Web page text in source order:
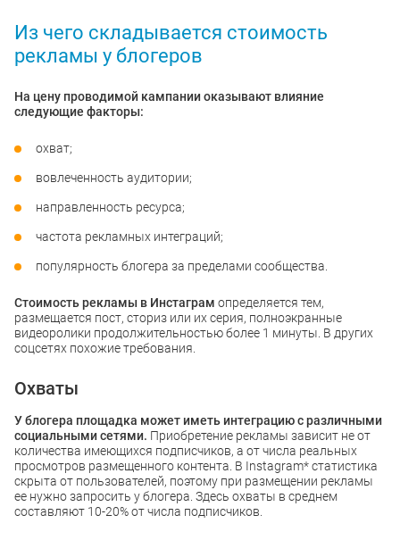
Из чего складывается стоимость
рекламы у блогеров
На цену проводимой кампании оказывают влияние
следующие факторы:
охват;
вовлеченность аудитории;
направленность ресурса;
частота рекламных интеграций;
популярность блогера за пределами сообщества.
Стоимость рекламы в Инстаграм определяется тем,
размещается пост, сториз или их серия, полноэкранные
видеоролики продолжительностью более 1 минуты. В других
соцсетях похожие требования.
Охваты
У блогера площадка может иметь интеграцию с различными
социальными сетями. Приобретение рекламы зависит не от
количества имеющихся подписчиков, а от числа реальных
просмотров размещенного контента. В Instagram* статистика
скрыта от пользователей, поэтому при размещении рекламы
ее нужно запросить у блогера. Здесь охваты в среднем
составляют 10-20% от числа подписчиков.